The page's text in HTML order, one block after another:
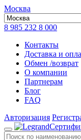
Москва
8 985 232 8 000
Контакты
Доставка и
Обмен /возврат
О компании
Партнерам
Блог
FAQ
Авторизация